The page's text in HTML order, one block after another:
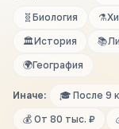
🧬 Биология ⚗️
🏛️История 📚
🌍География
Иначе: 🎓 После 9
💰 От 80 тыс. ₽